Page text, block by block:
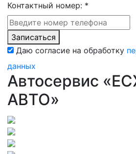
Контактный номер: *
Записаться
Даю согласие на обработку
данных
Автосервис
АВТО»